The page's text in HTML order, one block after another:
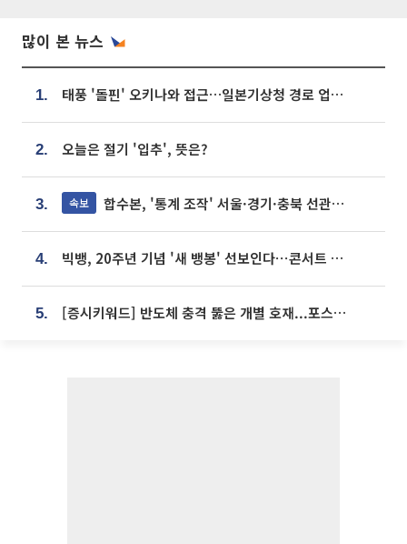
많이 본 뉴스
1. 태풍 '돌핀' 오키나와 접근…일본기상청 경로 업데이트
2. 오늘은 절기 '입추', 뜻은?
3. 속보 합수본, '통계 조작' 서울·경기·충북 선관위 등 추가 압수수색
4. 빅뱅, 20주년 기념 '새 뱅봉' 선보인다⋯콘서트 앞두고 팝업 개최
5. [증시키워드] 반도체 충격 뚫은 개별 호재...포스코퓨처엠·에코프로·한화솔루션 '눈길'